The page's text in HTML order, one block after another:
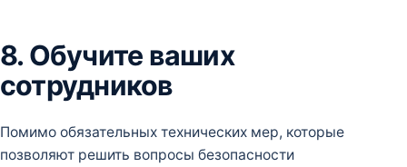
8. Обучите ваших
сотрудников
Помимо обязательных технических мер, которые
позволяют решить вопросы безопасности